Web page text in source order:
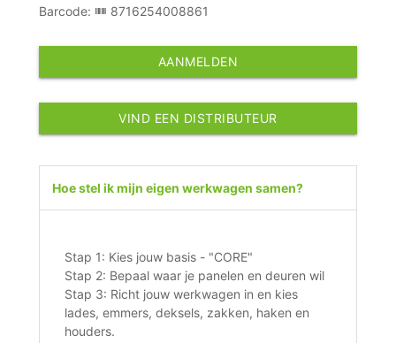
Barcode:
8716254008861
AANMELDEN
VIND EEN DISTRIBUTEUR
Hoe stel ik mijn eigen werkwagen samen?
Stap 1: Kies jouw basis - "CORE"
Stap 2: Bepaal waar je panelen en deuren wil
Stap 3: Richt jouw werkwagen in en kies
lades, emmers, deksels, zakken, haken en
houders.